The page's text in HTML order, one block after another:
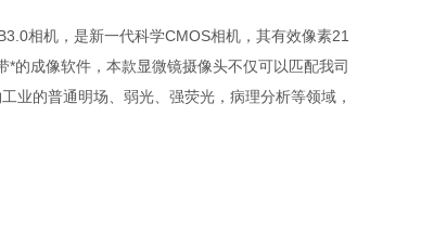
相机，是新一代科学CMOS相机，其有效像素21
的成像软件，本款显微镜摄像头不仅可以匹配我司
业的普通明场、弱光、强荧光，病理分析等领域，